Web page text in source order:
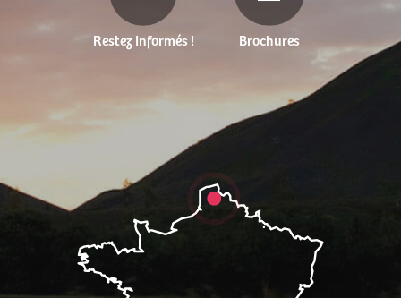
Restez Informés ! Brochures